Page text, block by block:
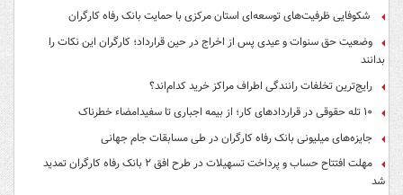
شکوفایی ظرفیت‌های توسعه‌ای استان مرکزی با حمایت بانک رفاه کارگران
وضعیت حق سنوات و عیدی پس از اخراج در حین قرارداد؛ کارگران این نکات را
بدانند
رایج‌ترین تخلفات رانندگی اطراف مراکز خرید کدام‌اند؟
۱۰ تله حقوقی در قراردادهای کار؛ از بیمه اجباری تا سفیدامضاء خطرناک
جایزه‌های میلیونی بانک رفاه کارگران در طی مسابقات جام جهانی
مهلت افتتاح حساب و پرداخت تسهیلات در طرح افق ۲ بانک رفاه کارگران تمدید
شد